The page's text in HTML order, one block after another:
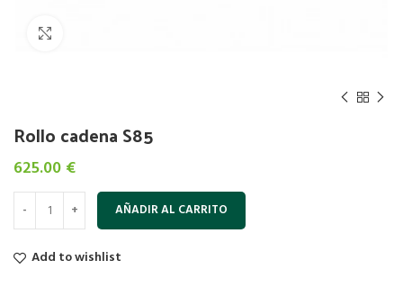
Rollo cadena S85
625.00 €
AÑADIR AL CARRITO
Add to wishlist